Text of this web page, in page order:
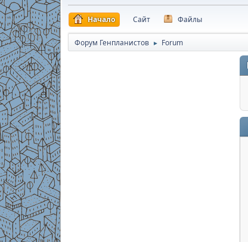
Начало Сайт Файлы
Форум Генпланистов ► Forum